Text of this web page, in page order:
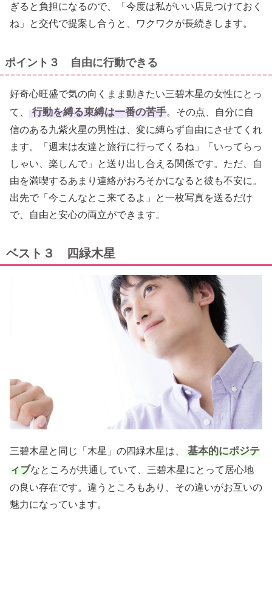
ぎると負担になるので、「今度は私がいい店見つけておく
ね」と交代で提案し合うと、ワクワクが長続きします。
ポイント３ 自由に行動できる
好奇心旺盛で気の向くまま動きたい三碧木星の女性にとっ
て、
行動を縛る束縛は一番の苦手。その点、自分に自
信のある九紫火星の男性は、変に縛らず自由にさせてくれ
ます。「週末は友達と旅行に行ってくるね」「いってらっ
しゃい、楽しんで」と送り出し合える関係です。ただ、自
由を満喫するあまり連絡がおろそかになると彼も不安に。
出先で「今こんなとこ来てるよ」と一枚写真を送るだけ
で、自由と安心の両立ができます。
ベスト３ 四緑木星
三碧木星と同じ「木星」の四緑木星は、
基本的にポジテ
ィブなところが共通していて、三碧木星にとって居心地
の良い存在です。違うところもあり、その違いがお互いの
魅力になっています。